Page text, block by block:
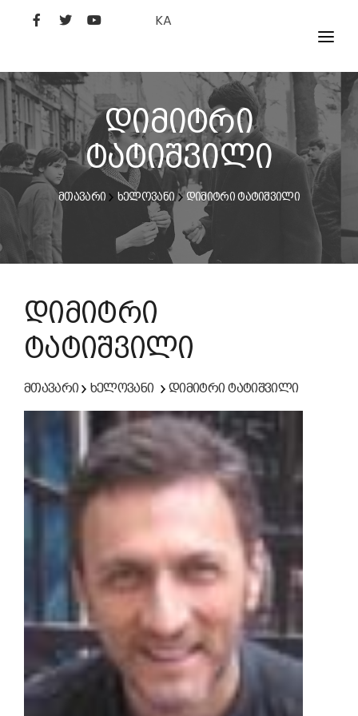
KA
ᲤᲘᲚᲛᲔᲑᲘ
ᲮᲔᲚᲝᲕᲐᲜᲘ
ᲙᲘᲜᲝᲡᲢᲣᲓᲘᲐ
ᲙᲘᲜᲝᲐᲙᲐᲓᲔᲛᲘᲐ
დიმიტრი
ტატიშვილი
მთავარი ხელოვანი დიმიტრი ტატიშვილი
დიმიტრი
ტატიშვილი
მთავარი ხელოვანი დიმიტრი ტატიშვილი